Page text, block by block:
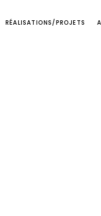
RÉALISATIONS/PROJETS